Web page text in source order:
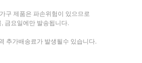
구 제품은 파손위험이 있으므로
, 금요일에만 발송됩니다.
추가배송료가 발생될수 있습니다.